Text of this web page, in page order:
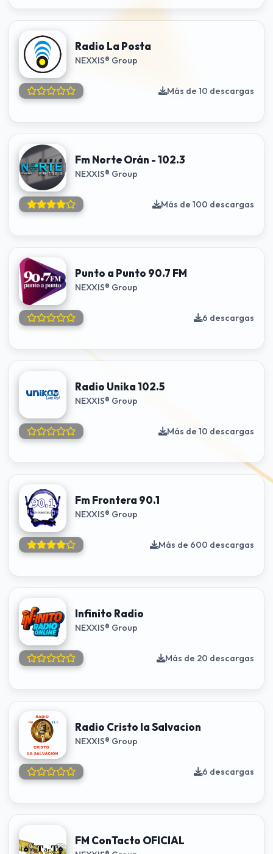
Radio La Posta
NEXXIS® Group
Más de 10 descargas
Fm Norte Orán - 102.3
NEXXIS® Group
Más de 100 descargas
Punto a Punto 90.7 FM
NEXXIS® Group
6 descargas
Radio Unika 102.5
NEXXIS® Group
Más de 10 descargas
Fm Frontera 90.1
NEXXIS® Group
Más de 600 descargas
Infinito Radio
NEXXIS® Group
Más de 20 descargas
Radio Cristo la Salvacion
NEXXIS® Group
6 descargas
FM ConTacto OFICIAL